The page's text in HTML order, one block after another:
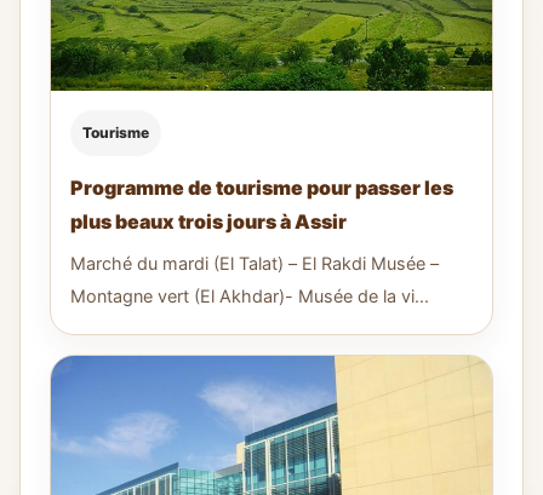
Tourisme
Programme de tourisme pour passer les
plus beaux trois jours à Assir
Marché du mardi (El Talat) – El Rakdi Musée –
Montagne vert (El Akhdar)- Musée de la vi...